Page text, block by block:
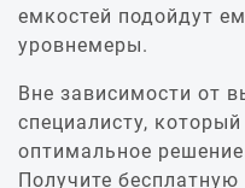
емкостей подойдут
уровнемеры.
Вне зависимости от
специалисту,
оптимальное
Получите